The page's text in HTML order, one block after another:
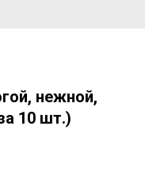
нежной,
10 шт.)